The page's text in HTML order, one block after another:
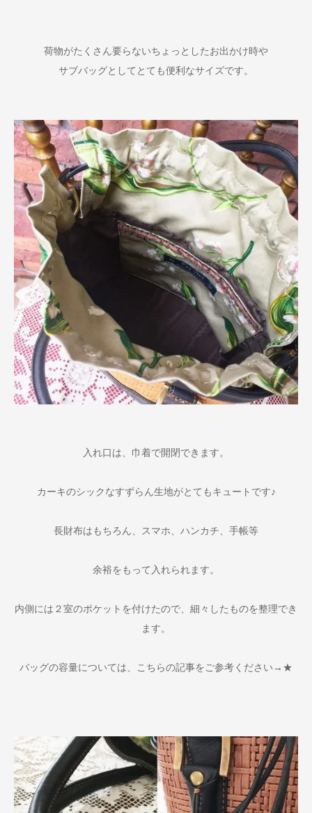
荷物がたくさん要らないちょっとしたお出かけ時や
サブバッグとしてとても便利なサイズです。
入れ口は、巾着で開閉できます。
カーキのシックなすずらん生地がとてもキュートです♪
長財布はもちろん、スマホ、ハンカチ、手帳等
余裕をもって入れられます。
内側には２室のポケットを付けたので、細々したものを整理でき
ます。
バッグの容量については、こちらの記事をご参考ください→ ★